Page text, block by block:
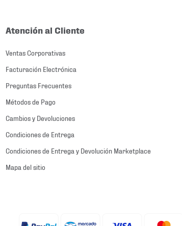
Atención al Cliente
Ventas Corporativas
Facturación Electrónica
Preguntas Frecuentes
Métodos de Pago
Cambios y Devoluciones
Condiciones de Entrega
Condiciones de Entrega y Devolución Marketplace
Mapa del sitio